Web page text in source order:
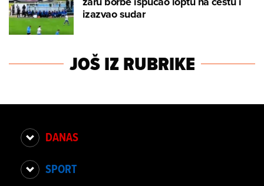
izazvao sudar
JOŠ IZ RUBRIKE
DANAS
SPORT